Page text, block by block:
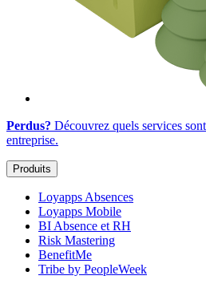
Perdus? Découvrez quels services
entreprise.
Produits
Loyapps Absences
Loyapps Mobile
BI Absence et RH
Risk Mastering
BenefitMe
Tribe by PeopleWeek